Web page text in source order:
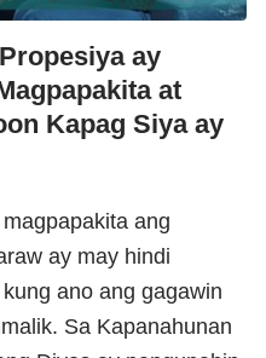
ay
at
Kapag Siya ay
ang
ay may hindi
ano ang gagawin
Sa Kapanahunan